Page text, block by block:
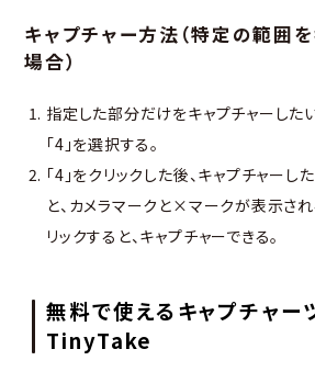
キャプチャー方法（特定の範囲
場合）
指定した部分だけをキャプチャーした
「4」を選択する。
「4」をクリックした後、キャプチャーし
と、カメラマークと×マークが表示され
リックすると、キャプチャーできる。
無料で使えるキャプチャー
TinyTake